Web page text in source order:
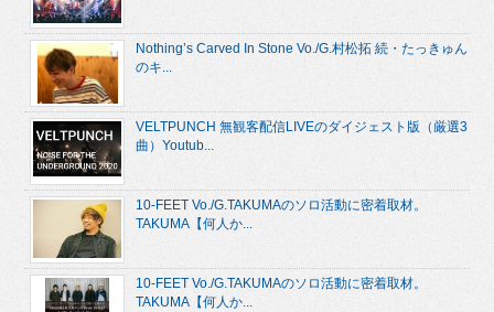
Nothing’s Carved In Stone Vo./G.村松拓 続・たっきゅん
のキ...
VELTPUNCH 無観客配信LIVEのダイジェスト版（厳選3
曲）Youtub...
10-FEET Vo./G.TAKUMAのソロ活動に密着取材。
TAKUMA【何人か...
10-FEET Vo./G.TAKUMAのソロ活動に密着取材。
TAKUMA【何人か...